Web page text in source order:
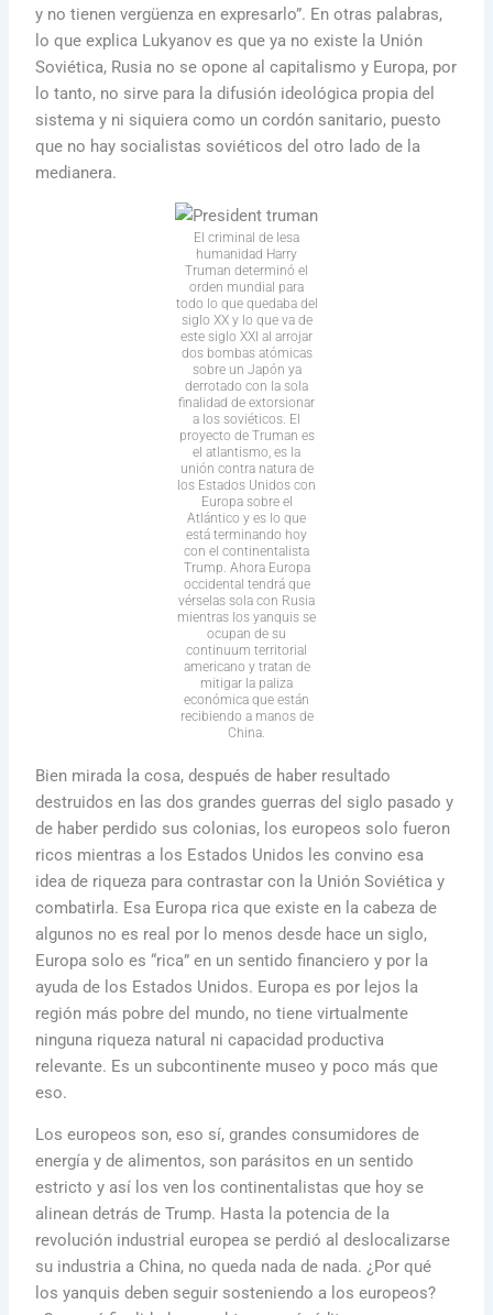
y no tienen vergüenza en expresarlo”. En otras palabras,
lo que explica Lukyanov es que ya no existe la Unión
Soviética, Rusia no se opone al capitalismo y Europa, por
lo tanto, no sirve para la difusión ideológica propia del
sistema y ni siquiera como un cordón sanitario, puesto
que no hay socialistas soviéticos del otro lado de la
medianera.
El criminal de lesa
humanidad Harry
Truman determinó el
orden mundial para
todo lo que quedaba del
siglo XX y lo que va de
este siglo XXI al arrojar
dos bombas atómicas
sobre un Japón ya
derrotado con la sola
finalidad de extorsionar
a los soviéticos. El
proyecto de Truman es
el atlantismo, es la
unión contra natura de
los Estados Unidos con
Europa sobre el
Atlántico y es lo que
está terminando hoy
con el continentalista
Trump. Ahora Europa
occidental tendrá que
vérselas sola con Rusia
mientras los yanquis se
ocupan de su
continuum territorial
americano y tratan de
mitigar la paliza
económica que están
recibiendo a manos de
China.
Bien mirada la cosa, después de haber resultado
destruidos en las dos grandes guerras del siglo pasado y
de haber perdido sus colonias, los europeos solo fueron
ricos mientras a los Estados Unidos les convino esa
idea de riqueza para contrastar con la Unión Soviética y
combatirla. Esa Europa rica que existe en la cabeza de
algunos no es real por lo menos desde hace un siglo,
Europa solo es “rica” en un sentido financiero y por la
ayuda de los Estados Unidos. Europa es por lejos la
región más pobre del mundo, no tiene virtualmente
ninguna riqueza natural ni capacidad productiva
relevante. Es un subcontinente museo y poco más que
eso.
Los europeos son, eso sí, grandes consumidores de
energía y de alimentos, son parásitos en un sentido
estricto y así los ven los continentalistas que hoy se
alinean detrás de Trump. Hasta la potencia de la
revolución industrial europea se perdió al deslocalizarse
su industria a China, no queda nada de nada. ¿Por qué
los yanquis deben seguir sosteniendo a los europeos?